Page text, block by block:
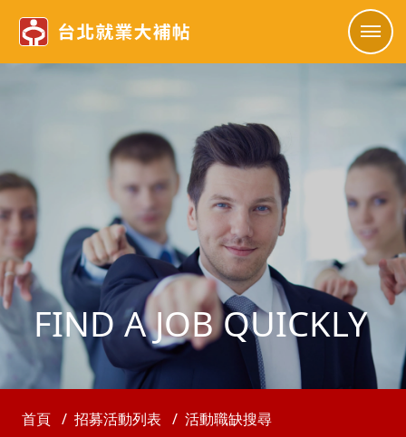
FIND A JOB QUICKLY
首頁 招募活動列表 活動職缺搜尋